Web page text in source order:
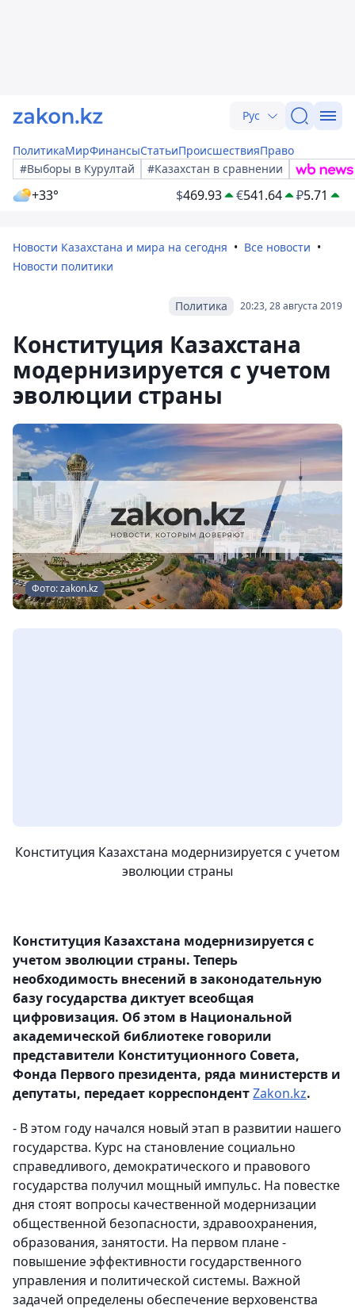
Рус
ПолитикаМирФинансыСтатьиПроисшествияПраво
#Выборы в Курултай
#Казахстан в сравнении
+33° $469.93 €541.64 ₽5.71
Новости Казахстана и мира на сегодня
Все новости
Новости политики
20:23, 28 августа 2019
Политика
Конституция Казахстана
модернизируется с учетом
эволюции страны
Фото: zakon.kz
Конституция Казахстана модернизируется с учетом
эволюции страны
Конституция Казахстана модернизируется с
учетом эволюции страны. Теперь
необходимость внесений в законодательную
базу государства диктует всеобщая
цифровизация. Об этом в Национальной
академической библиотеке говорили
представители Конституционного Совета,
Фонда Первого президента, ряда министерств и
депутаты, передает корреспондентZakon.kz.
- В этом году начался новый этап в развитии нашего
государства. Курс на становление социально
справедливого, демократического и правового
государства получил мощный импульс. На повестке
дня стоят вопросы качественной модернизации
общественной безопасности, здравоохранения,
образования, занятости. На первом плане -
повышение эффективности государственного
управления и политической системы. Важной
задачей определены обеспечение верховенства